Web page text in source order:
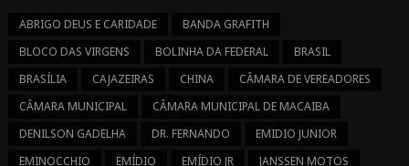
ABRIGO DEUS E CARIDADE
BANDA GRAFITH
BLOCO DAS VIRGENS
BOLINHA DA FEDERAL
BRASIL
BRASÍLIA
CAJAZEIRAS CHINA
CÂMARA DE VEREADORES
CÂMARA MUNICIPAL
CÂMARA MUNICIPAL DE MACAIBA
DENILSON GADELHA
DR. FERNANDO
EMIDIO JUNIOR
EMINOCCHIO
EMÍDIO EMÍDIO JR
JANSSEN MOTOS